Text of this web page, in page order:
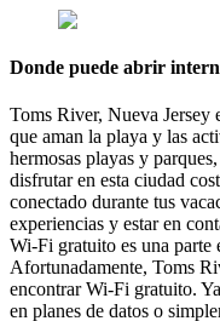
Donde puede abrir
Toms River, Nueva Jersey
que aman la playa y las
hermosas playas y
disfrutar en esta ciudad
conectado durante tus
experiencias y estar en
Wi-Fi gratuito es una parte
Afortunadamente, Toms
encontrar Wi-Fi gratuito.
en planes de datos o